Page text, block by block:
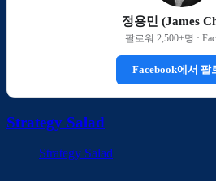
정용민 (James
팔로워 2,500+명 ·
Facebook에서 팔
Strategy Salad
Strategy Salad